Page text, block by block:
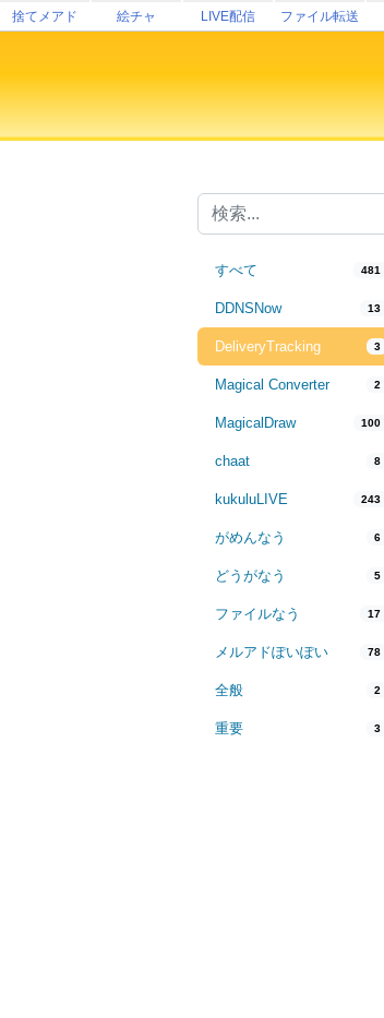
捨てメアド 絵チャ LIVE配信 ファイル転送
すべて 481
DDNSNow 13
DeliveryTracking 3
Magical Converter 2
MagicalDraw 100
chaat 8
kukuluLIVE 243
がめんなう 6
どうがなう 5
ファイルなう 17
メルアドぽいぽい 78
全般 2
重要 3